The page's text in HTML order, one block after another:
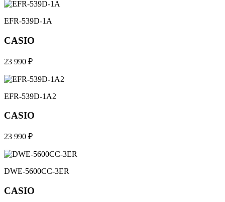
EFR-539D-1A
CASIO
23 990 ₽
EFR-539D-1A2
CASIO
23 990 ₽
DWE-5600CC-3ER
CASIO